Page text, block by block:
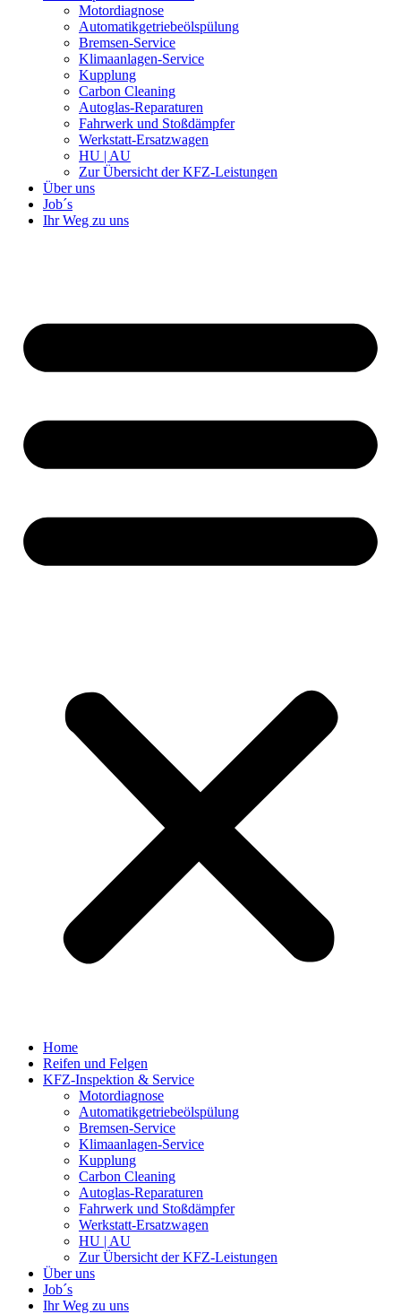
Motordiagnose
Automatikgetriebeölspülung
Bremsen-Service
Klimaanlagen-Service
Kupplung
Carbon Cleaning
Autoglas-Reparaturen
Fahrwerk und Stoßdämpfer
Werkstatt-Ersatzwagen
HU | AU
Zur Übersicht der KFZ-Leistungen
Über uns
Job´s
Ihr Weg zu uns
Home
Reifen und Felgen
KFZ-Inspektion & Service
Motordiagnose
Automatikgetriebeölspülung
Bremsen-Service
Klimaanlagen-Service
Kupplung
Carbon Cleaning
Autoglas-Reparaturen
Fahrwerk und Stoßdämpfer
Werkstatt-Ersatzwagen
HU | AU
Zur Übersicht der KFZ-Leistungen
Über uns
Job´s
Ihr Weg zu uns